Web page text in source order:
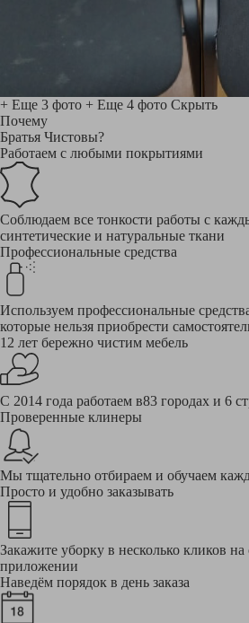
+ Еще 3 фото + Еще 4 фото Скрыть
Почему
Братья Чистовы?
Работаем с любыми покрытиями
Соблюдаем все тонкости работы с
синтетические и натуральные ткани
Профессиональные средства
Используем профессиональные
которые нельзя приобрести
12 лет бережно чистим мебель
С 2014 года работаем в83 городах и 6
Проверенные клинеры
Мы тщательно отбираем и обучаем
Просто и удобно заказывать
Закажите уборку в несколько кликов
приложении
Наведём порядок в день заказа